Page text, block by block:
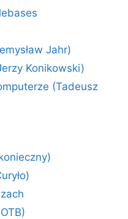
Jahr)
Konikowski)
(Tadeusz